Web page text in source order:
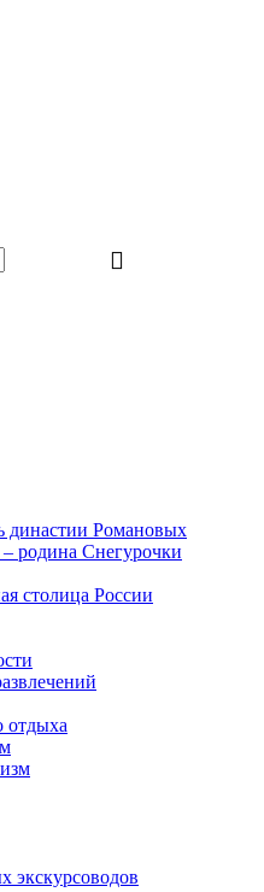
󰍉
династии Романовых
родина Снегурочки
столица России
отдыха
экскурсоводов